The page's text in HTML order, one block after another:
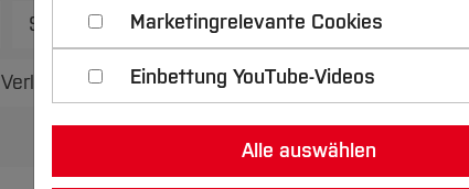
Studien Übersicht Tabellen
Verlaufswerkzeug: Seiten und
Marketingrelevante Cookies
Einbettung YouTube-Videos
Alle auswählen